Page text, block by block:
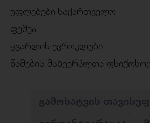
უფლებები საქართველო
ფემეა
ყვარლის ევროკლუბი
წამების მსხვერპლთა